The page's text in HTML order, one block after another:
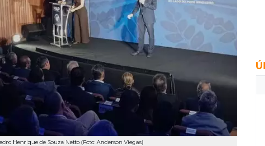
Henrique de Souza Netto (Foto: Anderson Viegas)